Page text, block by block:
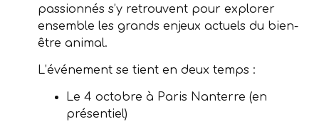
passionnés s’y retrouvent pour explorer
ensemble les grands enjeux actuels du bien-
être animal.
L’événement se tient en deux temps :
Le 4 octobre à Paris Nanterre (en
présentiel)